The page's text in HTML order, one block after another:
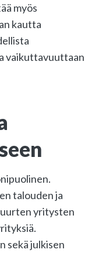
myös
kautta
vaikuttavuuttaan
talouden ja
yritysten
sekä julkisen